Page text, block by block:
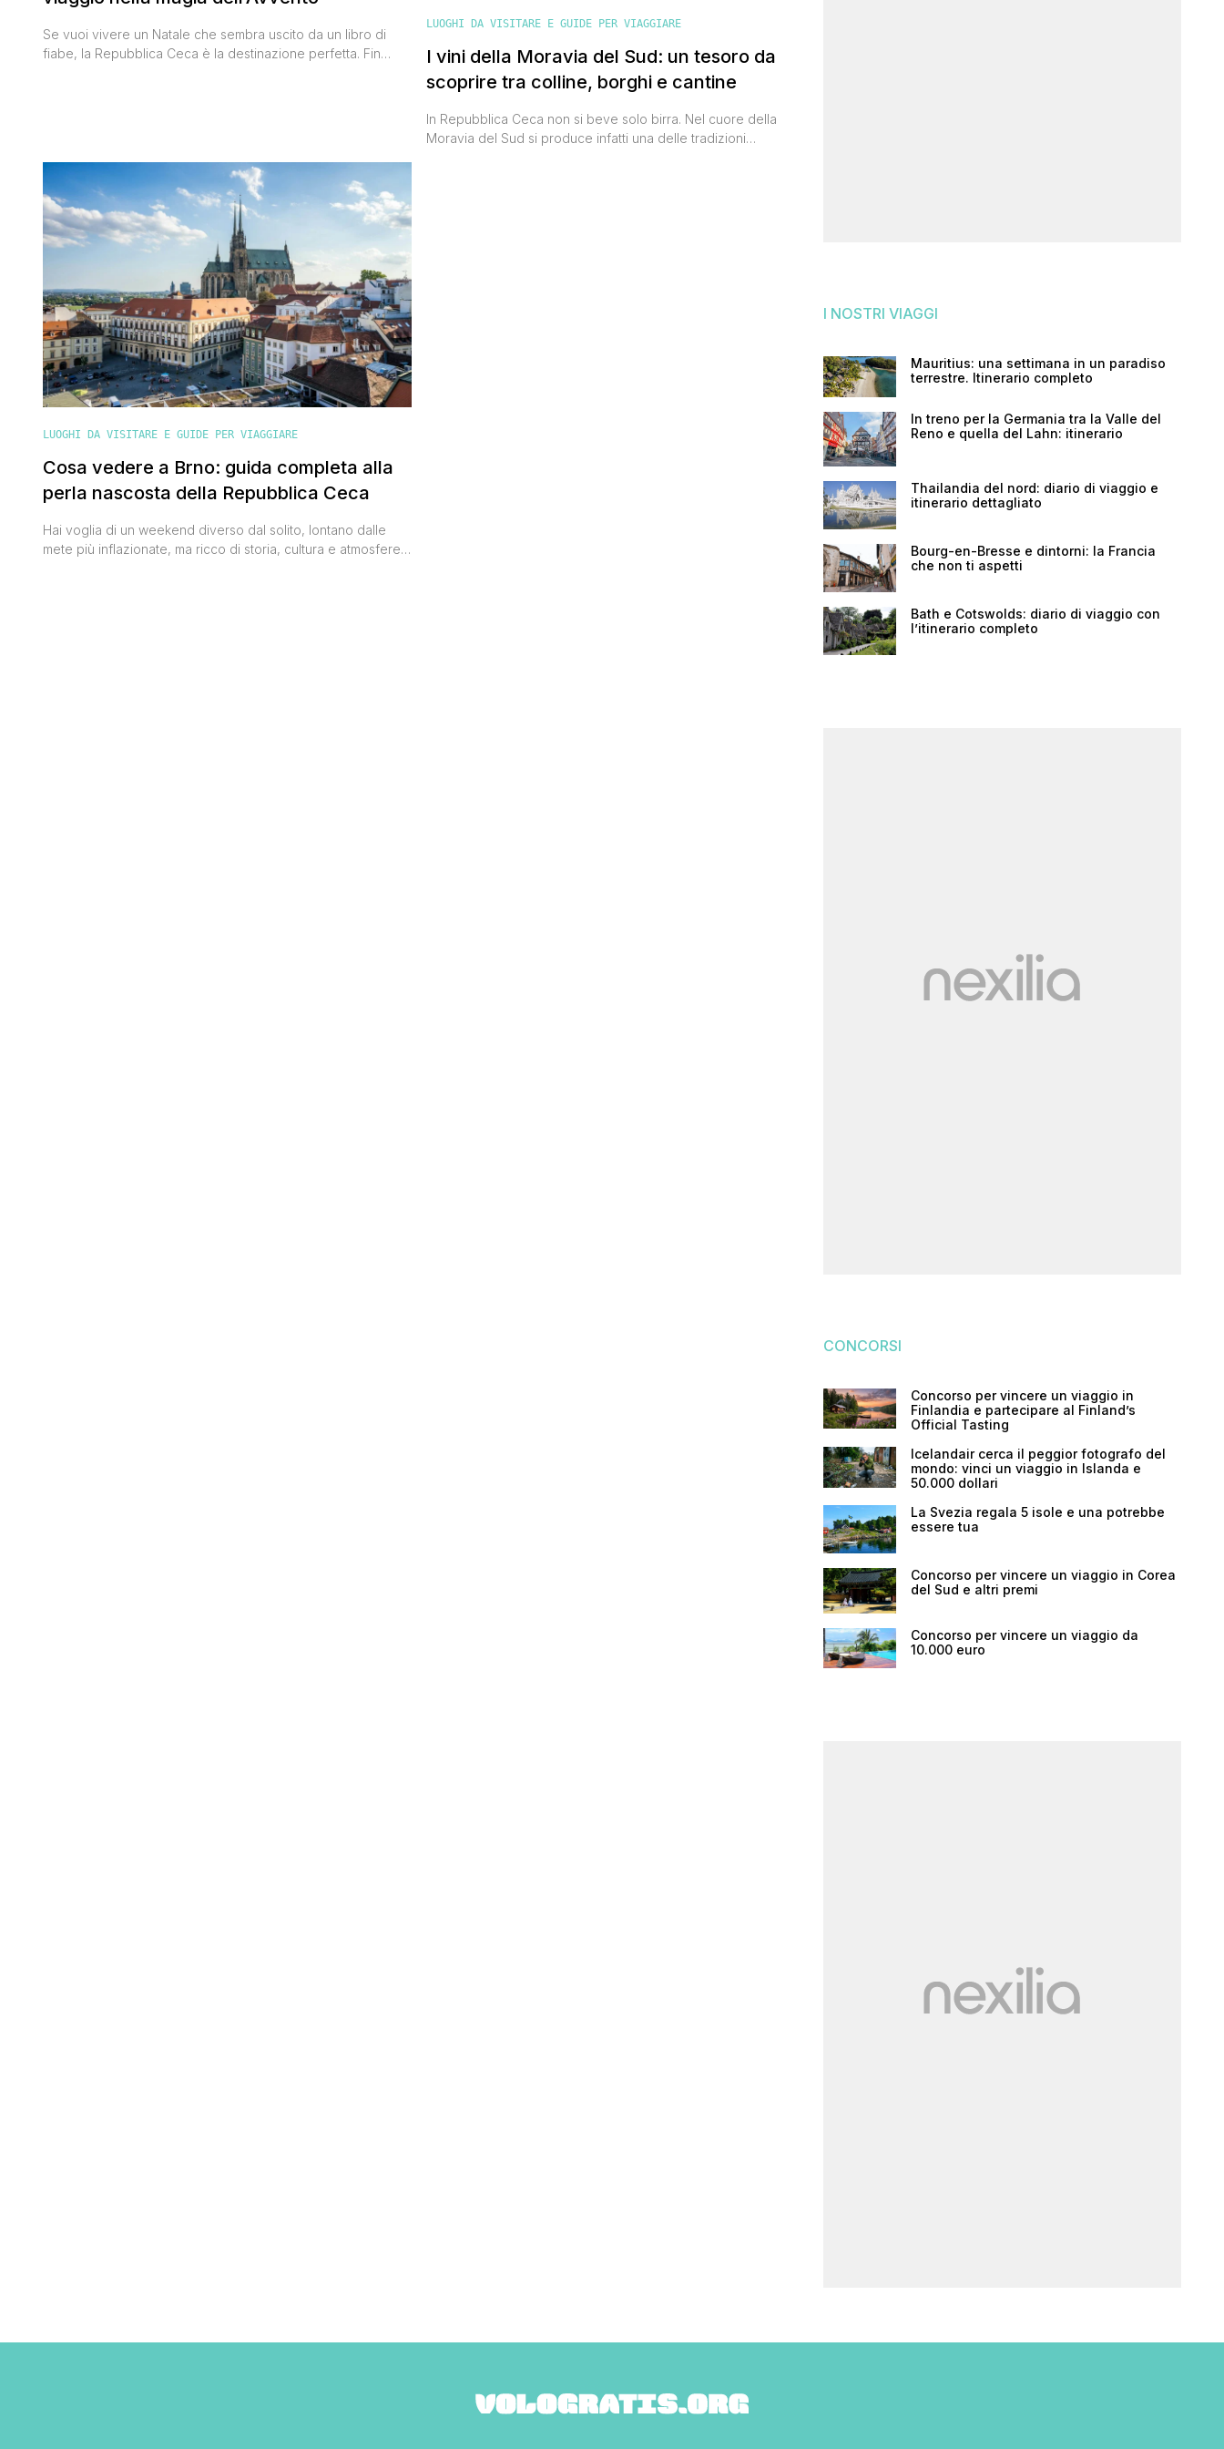
Se vuoi vivere un Natale che sembra uscito da un libro di
fiabe, la Repubblica Ceca è la destinazione perfetta. Fin
LUOGHI DA VISITARE E GUIDE PER VIAGGIARE
I vini della Moravia del Sud: un tesoro da
scoprire tra colline, borghi e cantine
In Repubblica Ceca non si beve solo birra. Nel cuore della
Moravia del Sud si produce infatti una delle tradizioni
LUOGHI DA VISITARE E GUIDE PER VIAGGIARE
Cosa vedere a Brno: guida completa alla
perla nascosta della Repubblica Ceca
Hai voglia di un weekend diverso dal solito, lontano dalle
mete più inflazionate, ma ricco di storia, cultura e atmosfere
I NOSTRI VIAGGI
Mauritius: una settimana in un paradiso
terrestre. Itinerario completo
In treno per la Germania tra la Valle del
Reno e quella del Lahn: itinerario
Thailandia del nord: diario di viaggio e
itinerario dettagliato
Bourg-en-Bresse e dintorni: la Francia
che non ti aspetti
Bath e Cotswolds: diario di viaggio con
l’itinerario completo
CONCORSI
Concorso per vincere un viaggio in
Finlandia e partecipare al Finland’s
Official Tasting
Icelandair cerca il peggior fotografo del
mondo: vinci un viaggio in Islanda e
50.000 dollari
La Svezia regala 5 isole e una potrebbe
essere tua
Concorso per vincere un viaggio in Corea
del Sud e altri premi
Concorso per vincere un viaggio da
10.000 euro